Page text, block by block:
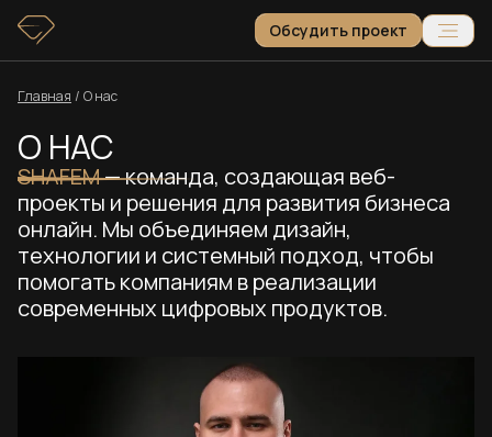
Обсудить проект
Главная / О нас
О НАС
SHAFEM— команда, создающая веб-
проекты и решения для развития бизнеса
онлайн. Мы объединяем дизайн,
технологии и системный подход, чтобы
помогать компаниям в реализации
современных цифровых продуктов.